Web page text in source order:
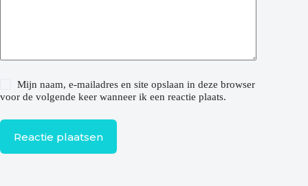
Mijn naam, e-mailadres en site opslaan in deze browser
voor de volgende keer wanneer ik een reactie plaats.
Reactie plaatsen